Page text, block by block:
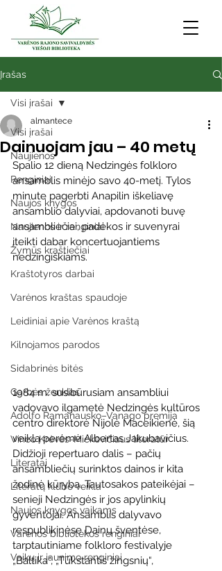
Įrašas
Visi įrašai
Naujienos
Renginiai
Naujos knygos
Naujienos ir renginiai
Žymūs kraštiečiai
Kraštotyros darbai
Varėnos kraštas spaudoje
Leidiniai apie Varėnos kraštą
Kilnojamos parodos
Sidabrinės bitės
Garbės ženklas
Adolfo Ramanausko–Vanago premija
Vinco Krėvės-Mickevičiaus literatūr
Literatai
Literatų klubo veikla
Naujos knygos vaikams
Varėnos bibliotekos renginiai
Vaikų ir jaunimo renginiai
Visi įrašai
Dainuojam jau – 40 metų
almantece
Spalio 12 dieną Nedzingės folkloro
ansamblis minėjo savo 40-metį. Tylos
minute pagerbti Anapilin iškeliavę
ansamblio dalyviai, apdovanoti buvę
ansambliečiai, padėkos ir suvenyrai
įteikti dabar koncertuojantiems
nedzingiškiams.
1984 m. susibūrusiam ansambliui
vadovavo ilgametė Nedzingės kultūros
centro direktorė Nijolė Maceikienė, šią
veiklą perėmė Albertas Jakubavičius.
Didžioji repertuaro dalis – pačių
ansambliečių surinktos dainos ir kita
žodinė kūryba. Tautosakos pateikėjai –
senieji Nedzingės ir jos apylinkių
gyventojai. Ansamblis dalyvavo
respublikinėse Dainų šventėse,
tarptautiniame folkloro festivalyje
„Baltika“, „Tūkstantis žingsnių“,